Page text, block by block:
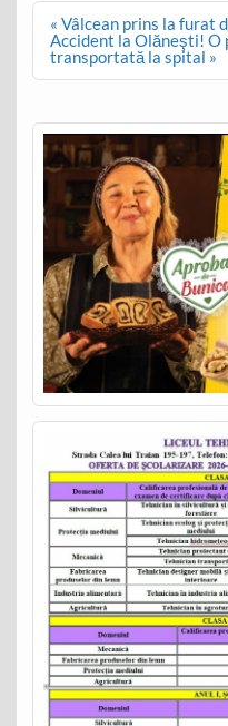
Post
navigation
« Vâlcean prins la furat
Accident la Olăneşti! O
transportată la spital »